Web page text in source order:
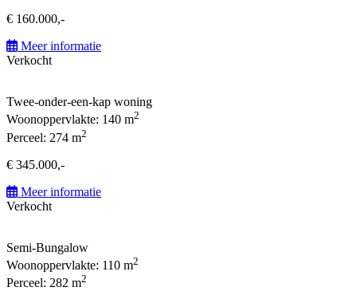
€ 160.000,-
Meer informatie
Verkocht
Twee-onder-een-kap woning
Woonoppervlakte: 140 m2
Perceel: 274 m2
€ 345.000,-
Meer informatie
Verkocht
Semi-Bungalow
Woonoppervlakte: 110 m2
Perceel: 282 m2